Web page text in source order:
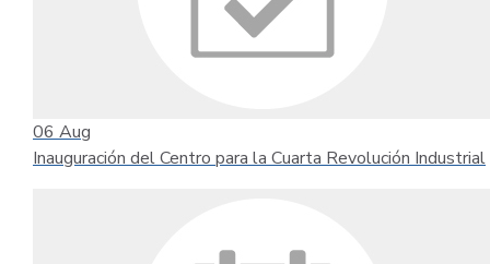
06 Aug
Inauguración del Centro para la Cuarta Revolución Industrial